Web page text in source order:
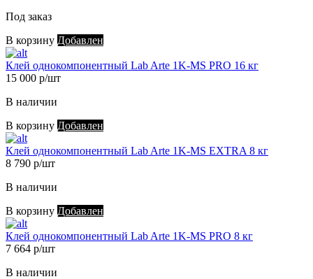
Под заказ
В корзину Добавлен
Клей однокомпонентный Lab Arte 1K-MS PRO 16 кг
15 000 р/шт
В наличии
В корзину Добавлен
Клей однокомпонентный Lab Arte 1K-MS EXTRA 8 кг
8 790 р/шт
В наличии
В корзину Добавлен
Клей однокомпонентный Lab Arte 1K-MS PRO 8 кг
7 664 р/шт
В наличии